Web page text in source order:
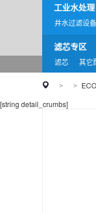
工业水处理
井水过滤设备
滤芯专区
滤芯 其它
> >
[string detail_crumbs]